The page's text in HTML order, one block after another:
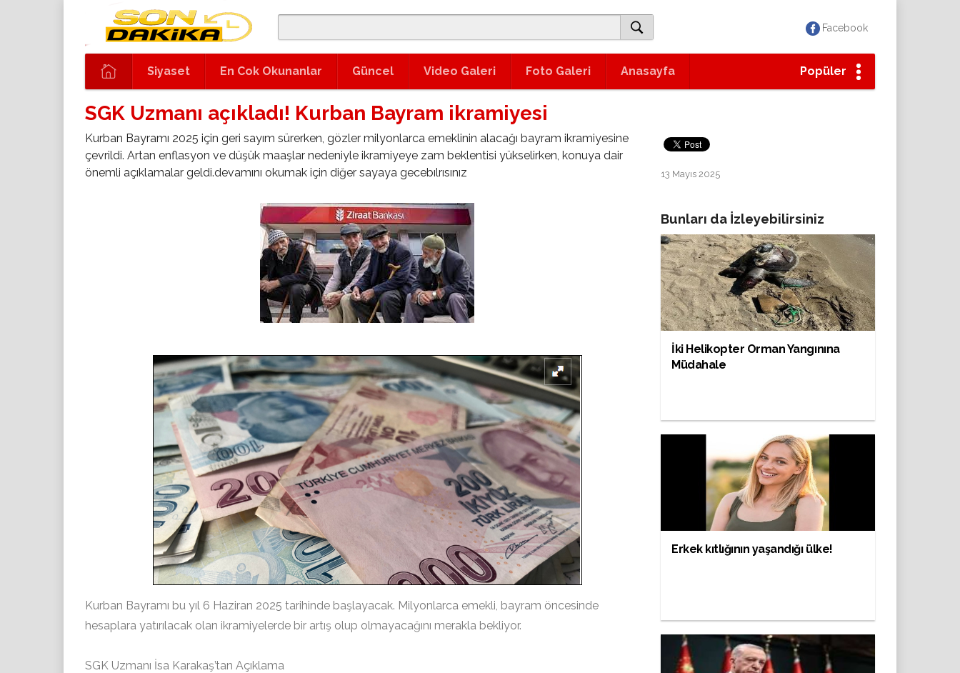
Facebook
Siyaset En Cok Okunanlar Güncel Video Galeri Foto Galeri Anasayfa Popüler
SGK Uzmanı açıkladı! Kurban Bayram ikramiyesi
Kurban Bayramı 2025 için geri sayım sürerken, gözler milyonlarca emeklinin alacağı bayram ikramiyesine
çevrildi. Artan enflasyon ve düşük maaşlar nedeniyle ikramiyeye zam beklentisi yükselirken, konuya dair
önemli açıklamalar geldi.devamını okumak için diğer sayaya gecebılrısınız
Kurban Bayramı bu yıl 6 Haziran 2025 tarihinde başlayacak. Milyonlarca emekli, bayram öncesinde
hesaplara yatırılacak olan ikramiyelerde bir artış olup olmayacağını merakla bekliyor.
SGK Uzmanı İsa Karakaş’tan Açıklama
13 Mayıs 2025
Bunları da İzleyebilirsiniz
İki Helikopter Orman Yangınına
Müdahale
Erkek kıtlığının yaşandığı ülke!